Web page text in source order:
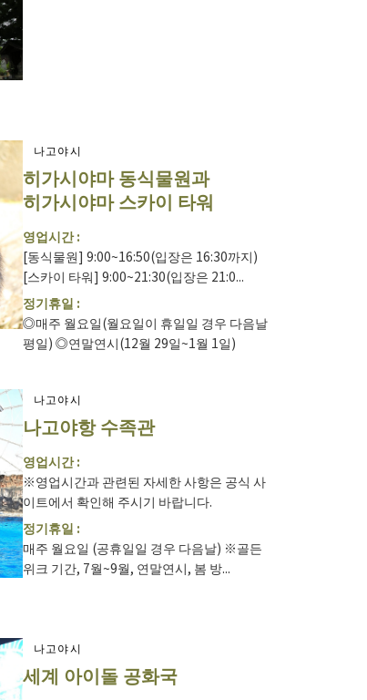
나고야시
히가시야마 동식물원과
히가시야마 스카이 타워
영업시간 :
[동식물원] 9:00~16:50(입장은 16:30까지)
[스카이 타워] 9:00~21:30(입장은 21:0...
정기휴일 :
◎매주 월요일(월요일이 휴일일 경우 다음날
평일) ◎연말연시(12월 29일~1월 1일)
나고야시
나고야항 수족관
영업시간 :
※영업시간과 관련된 자세한 사항은 공식 사
이트에서 확인해 주시기 바랍니다.
정기휴일 :
매주 월요일 (공휴일일 경우 다음날) ※골든
위크 기간, 7월~9월, 연말연시, 봄 방...
나고야시
세계 아이돌 공화국